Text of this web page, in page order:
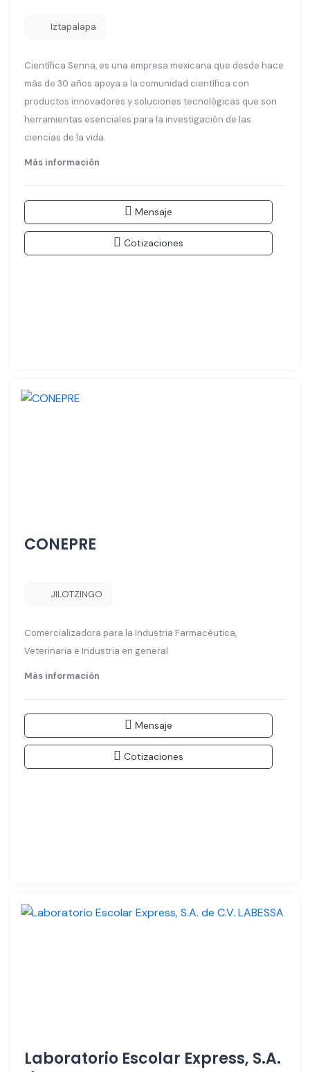
Iztapalapa
Científica Senna, es una empresa mexicana que desde hace
más de 30 años apoya a la comunidad científica con
productos innovadores y soluciones tecnológicas que son
herramientas esenciales para la investigación de las
ciencias de la vida.
Más información
Mensaje
Cotizaciones
CONEPRE
JILOTZINGO
Comercializadora para la Industria Farmacéutica,
Veterinaria e Industria en general
Más información
Mensaje
Cotizaciones
Laboratorio Escolar Express, S.A.